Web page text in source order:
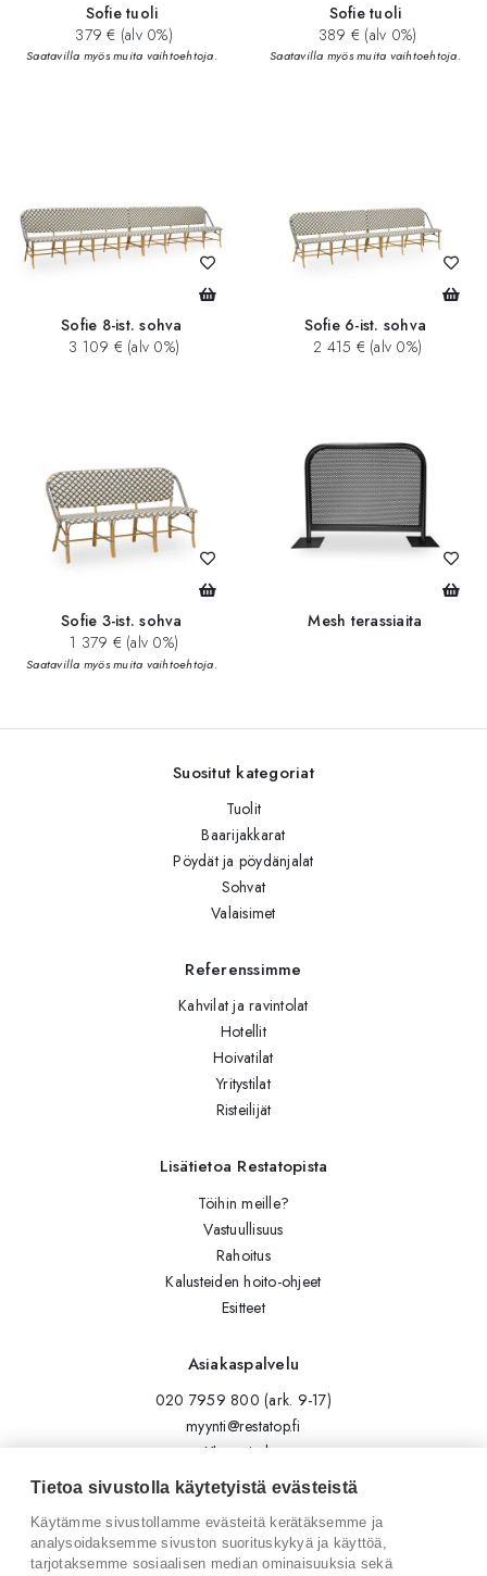
Sofie tuoli
379 € (alv 0%)
Saatavilla myös muita vaihtoehtoja.
Sofie tuoli
389 € (alv 0%)
Saatavilla myös muita vaihtoehtoja.
Sofie 8-ist. sohva
3 109 € (alv 0%)
Sofie 6-ist. sohva
2 415 € (alv 0%)
Sofie 3-ist. sohva
1 379 € (alv 0%)
Saatavilla myös muita vaihtoehtoja.
Mesh terassiaita
Suositut kategoriat
Tuolit
Baarijakkarat
Pöydät ja pöydänjalat
Sohvat
Valaisimet
Referenssimme
Kahvilat ja ravintolat
Hotellit
Hoivatilat
Yritystilat
Risteilijät
Lisätietoa Restatopista
Töihin meille?
Vastuullisuus
Rahoitus
Kalusteiden hoito-ohjeet
Esitteet
Asiakaspalvelu
020 7959 800 (ark. 9-17)
myynti@restatop.fi
Yhteystiedot
Lähetä viesti
Seuraa meitä
Tilaa uutiskirje
Tietoa sivustolla käytetyistä evästeistä
Käytämme sivustollamme evästeitä kerätäksemme ja
analysoidaksemme sivuston suorituskykyä ja käyttöä,
tarjotaksemme sosiaalisen median ominaisuuksia sekä